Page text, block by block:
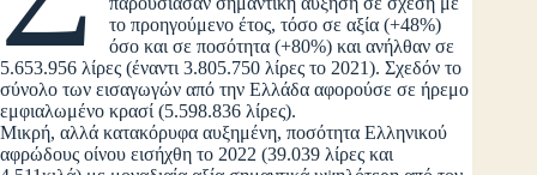
το προηγούμενο έτος, τόσο σε αξία (+48%)
όσο και σε ποσότητα (+80%) και ανήλθαν σε
5.653.956 λίρες (έναντι 3.805.750 λίρες το 2021). Σχεδόν το
σύνολο των εισαγωγών από την Ελλάδα αφορούσε σε ήρεμο
εμφιαλωμένο κρασί (5.598.836 λίρες).
Μικρή, αλλά κατακόρυφα αυξημένη, ποσότητα Ελληνικού
αφρώδους οίνου εισήχθη το 2022 (39.039 λίρες και